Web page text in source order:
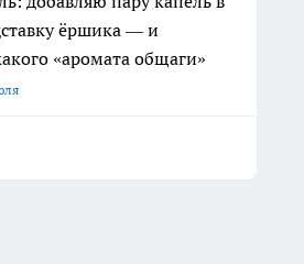
ёршика — и
«аромата общаги»